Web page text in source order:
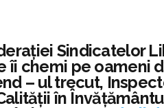
Sindicatelor
îi chemi pe
– ul trecut,
în